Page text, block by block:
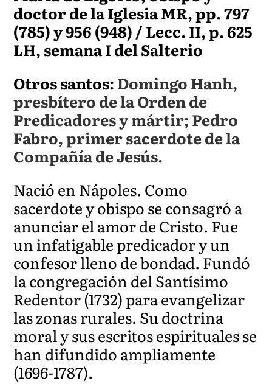
doctor de la Iglesia MR, pp. 797
(785) y 956 (948) / Lecc. II, p. 625
LH, semana I del Salterio
Otros santos:Domingo Hanh,
presbítero de la Orden de
Predicadores y mártir; Pedro
Fabro, primer sacerdote de la
Compañía de Jesús.
Nació en Nápoles. Como
sacerdote y obispo se consagró a
anunciar el amor de Cristo. Fue
un infatigable predicador y un
confesor lleno de bondad. Fundó
la congregación del Santísimo
Redentor (1732) para evangelizar
las zonas rurales. Su doctrina
moral y sus escritos espirituales se
han difundido ampliamente
(1696-1787).